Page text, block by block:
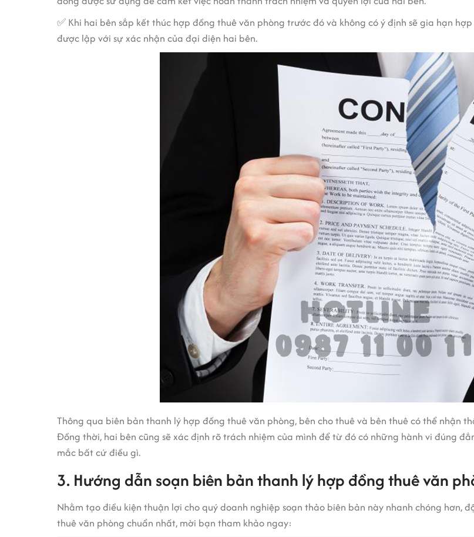
✅ Khi hai bên sắp kết thúc hợp đồng thuê văn phòng trước đó và không có ý định sẽ gia hạn
được lập với sự xác nhận của đại diện hai bên.
Thông qua biên bản thanh lý hợp đồng thuê văn phòng, bên cho thuê và bên thuê có thể nhận
Đồng thời, hai bên cũng sẽ xác định rõ trách nhiệm của mình để từ đó có những hành vi đúng
mắc bất cứ điều gì.
3. Hướng dẫn soạn biên bản thanh lý hợp đồng thuê văn
Nhằm tạo điều kiện thuận lợi cho quý doanh nghiệp soạn thảo biên bản này nhanh chóng hơn,
thuê văn phòng chuẩn nhất, mời bạn tham khảo ngay: